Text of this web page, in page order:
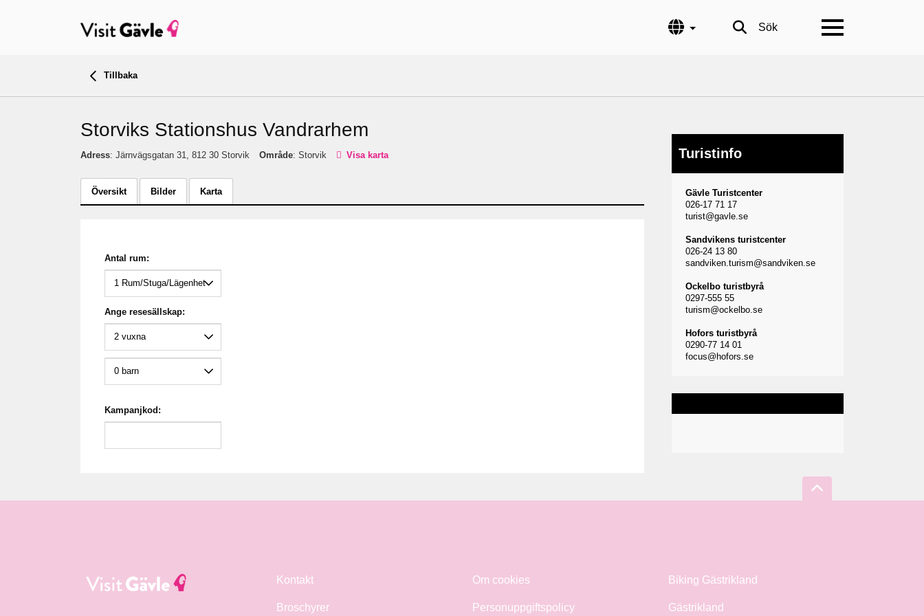
Språk Sök
Tillbaka
Storviks Stationshus Vandrarhem
Adress: Järnvägsgatan 31, 812 30 Storvik Område: Storvik Visa karta
Översikt Bilder Karta
Antal rum:
Ange resesällskap:
Kampanjkod:
Turistinfo
Gävle Turistcenter
026-17 71 17
turist@gavle.se
Sandvikens turistcenter
026-24 13 80
sandviken.turism@sandviken.se
Ockelbo turistbyrå
0297-555 55
turism@ockelbo.se
Hofors turistbyrå
0290-77 14 01
focus@hofors.se
Kontakt
Broschyrer
Om cookies
Personuppgiftspolicy
Biking Gästrikland
Gästrikland